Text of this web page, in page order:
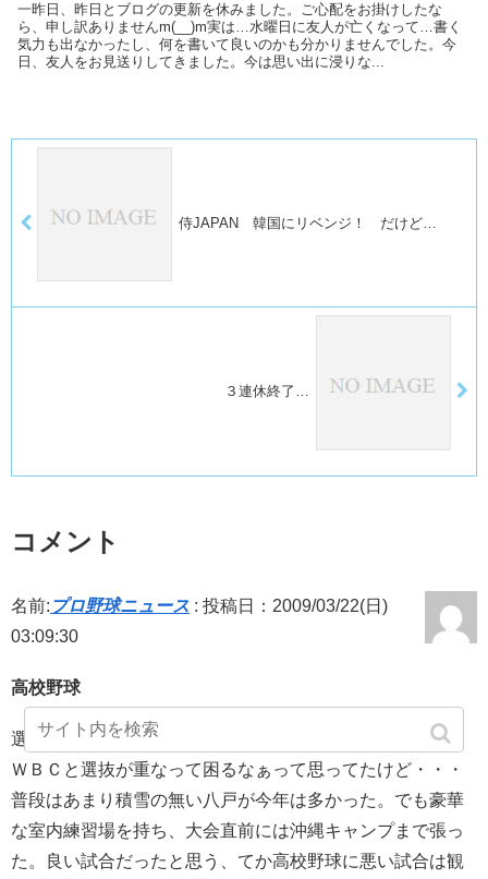
一昨日、昨日とブログの更新を休みました。ご心配をお掛けしたな
ら、申し訳ありませんm(__)m実は…水曜日に友人が亡くなって…書く
気力も出なかったし、何を書いて良いのかも分かりませんでした。今
日、友人をお見送りしてきました。今は思い出に浸りな...
侍JAPAN 韓国にリベンジ！ だけど…
３連休終了…
コメント
名前: プロ野球ニュース : 投稿日：2009/03/22(日)
03:09:30
高校野球
選抜高校野球
ＷＢＣと選抜が重なって困るなぁって思ってたけど・・・
普段はあまり積雪の無い八戸が今年は多かった。でも豪華
な室内練習場を持ち、大会直前には沖縄キャンプまで張っ
た。良い試合だったと思う、てか高校野球に悪い試合は観